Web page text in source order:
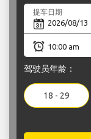
提车日期
驾驶员年龄：
18 - 29